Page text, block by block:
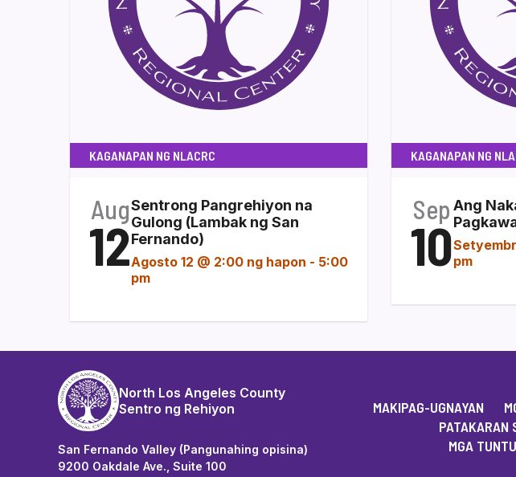
KAGANAPAN NG NLACRC
Aug
12
Sentrong Pangrehiyon na
Gulong (Lambak ng San
Fernando)
Agosto 12 @ 2:00 ng hapon - 5:00
pm
KAGANAPAN NG
Sep
10
Ang
pm
North Los Angeles County
Sentro ng Rehiyon
San Fernando Valley (Pangunahing opisina)
9200 Oakdale Ave., Suite 100
MAKIPAG-UGNAYAN
PATAKARAN
MGA